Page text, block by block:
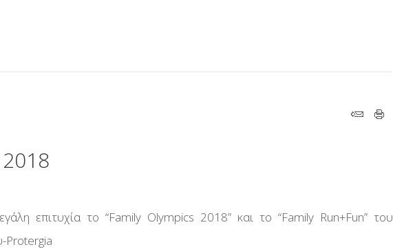
επιτυχία το “Family Olympics 2018” και το “Family Run+Fun” του
Protergia
Ξεχάσατε τον κωδικό σας;